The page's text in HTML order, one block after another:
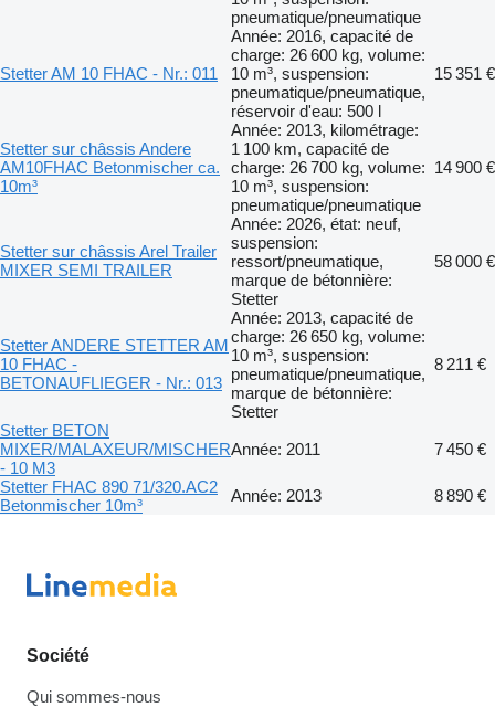
pneumatique/pneumatique
Stetter AM 10 FHAC - Nr.: 011
Année: 2016, capacité de
charge: 26 600 kg, volume:
10 m³, suspension:
pneumatique/pneumatique,
réservoir d'eau: 500 l
15 351 €
Stetter sur châssis Andere
AM10FHAC Betonmischer ca.
10m³
Année: 2013, kilométrage:
1 100 km, capacité de
charge: 26 700 kg, volume:
10 m³, suspension:
pneumatique/pneumatique
14 900 €
Stetter sur châssis Arel Trailer
MIXER SEMI TRAILER
Année: 2026, état: neuf,
suspension:
ressort/pneumatique,
marque de bétonnière:
Stetter
58 000 €
Stetter ANDERE STETTER AM
10 FHAC -
BETONAUFLIEGER - Nr.: 013
Année: 2013, capacité de
charge: 26 650 kg, volume:
10 m³, suspension:
pneumatique/pneumatique,
marque de bétonnière:
Stetter
8 211 €
Stetter BETON
MIXER/MALAXEUR/MISCHER
- 10 M3
Année: 2011
7 450 €
Stetter FHAC 890 71/320.AC2
Betonmischer 10m³
Année: 2013 8 890 €
Société
Qui sommes-nous